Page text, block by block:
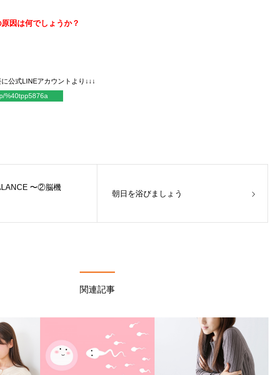
因は何でしょうか？
公式LINEアカウントより↓↓↓
%40tpp5876a
〜②脳機
朝日を浴びましょう
関連記事